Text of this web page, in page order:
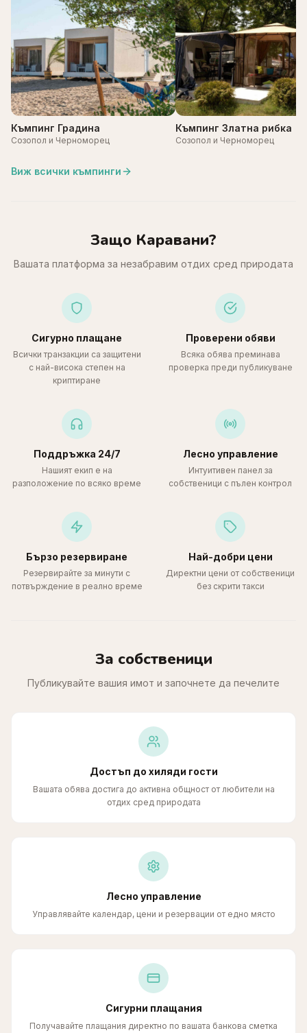
Къмпинг Градина
Созопол и Черноморец
Къмпинг Златна рибка
Созопол и Черноморец
Виж всички къмпинги
Защо Каравани?
Вашата платформа за незабравим отдих сред природата
Сигурно плащане
Всички транзакции са защитени
с най-висока степен на
криптиране
Проверени обяви
Всяка обява преминава
проверка преди публикуване
Поддръжка 24/7
Нашият екип е на
разположение по всяко време
Лесно управление
Интуитивен панел за
собственици с пълен контрол
Бързо резервиране
Резервирайте за минути с
потвърждение в реално време
Най-добри цени
Директни цени от собственици
без скрити такси
За собственици
Публикувайте вашия имот и започнете да печелите
Достъп до хиляди гости
Вашата обява достига до активна общност от любители на
отдих сред природата
Лесно управление
Управлявайте календар, цени и резервации от едно място
Сигурни плащания
Получавайте плащания директно по вашата банкова сметка